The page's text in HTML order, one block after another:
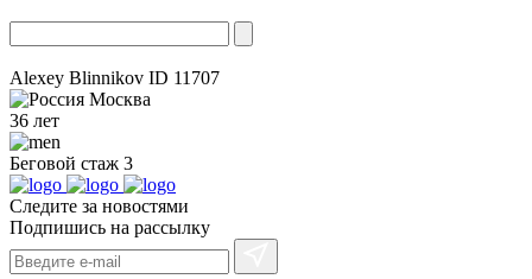
Alexey Blinnikov ID 11707
Москва
36 лет
Беговой стаж 3
Следите за новостями
Подпишись на рассылку